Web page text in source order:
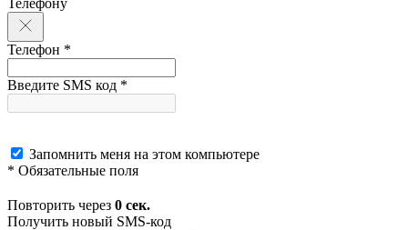
Телефону
Телефон *
Введите SMS код *
Запомнить меня на этом компьютере
* Обязательные поля
Повторить через 0 сек.
Получить новый SMS-код